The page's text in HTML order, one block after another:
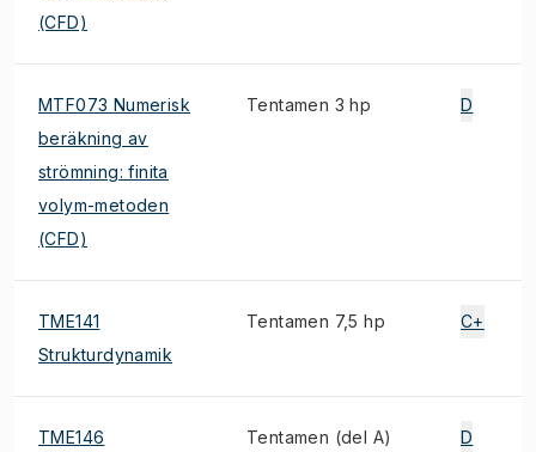
(CFD)
MTF073 Numerisk
beräkning av
strömning: finita
volym-metoden
(CFD)
Tentamen 3 hp D
TME141
Strukturdynamik
Tentamen 7,5 hp C+
TME146
Tentamen (del A)
D